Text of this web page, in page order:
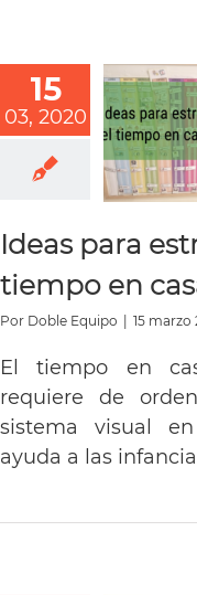
15
03, 2020
Ideas para
tiempo en
Por Doble Equipo | 15 marzo
El tiempo en
requiere de
sistema visual
ayuda a las